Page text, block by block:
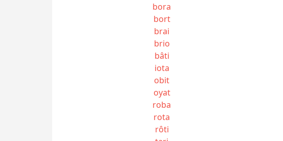
bora
bort
brai
brio
bâti
iota
obit
oyat
roba
rota
rôti